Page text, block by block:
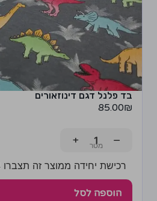
בד פלנל דגם דינוזאורים
85.00₪
−
+
רכישת יחידה ממוצר זה תצברו 4 נקודות!
הוספה לסל